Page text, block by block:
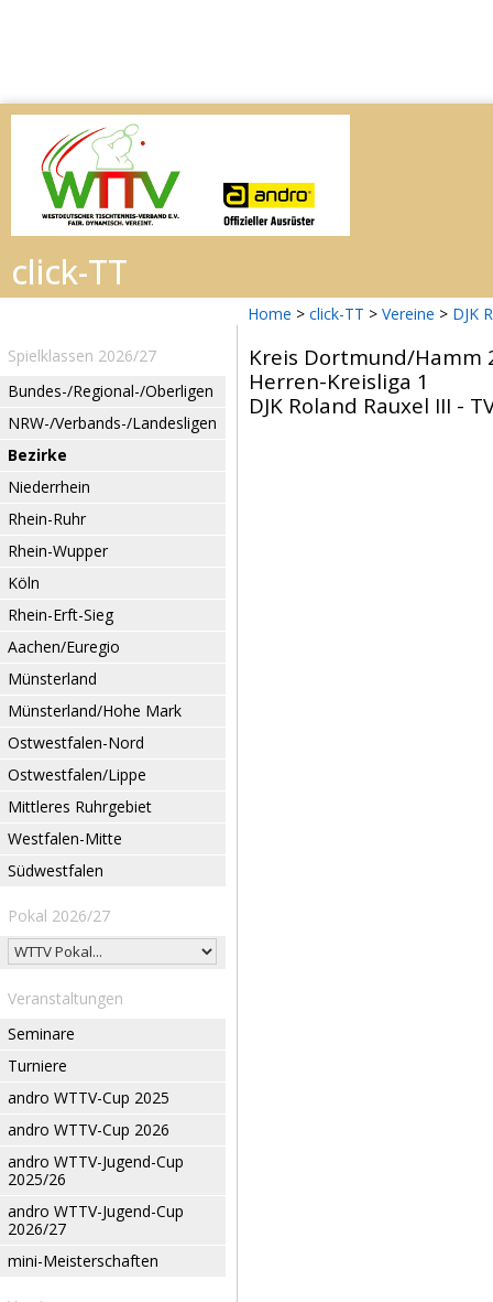
Home > click-TT > Vereine > DJK
Spielklassen 2026/27
Bundes-/Regional-/Oberligen
NRW-/Verbands-/Landesligen
Bezirke
Niederrhein
Rhein-Ruhr
Rhein-Wupper
Köln
Rhein-Erft-Sieg
Aachen/Euregio
Münsterland
Münsterland/Hohe Mark
Ostwestfalen-Nord
Ostwestfalen/Lippe
Mittleres Ruhrgebiet
Westfalen-Mitte
Südwestfalen
Pokal 2026/27
Veranstaltungen
Seminare
Turniere
andro WTTV-Cup 2025
andro WTTV-Cup 2026
andro WTTV-Jugend-Cup
2025/26
andro WTTV-Jugend-Cup
2026/27
mini-Meisterschaften
Kreis Dortmund/Hamm
Herren-Kreisliga 1
DJK Roland Rauxel III -